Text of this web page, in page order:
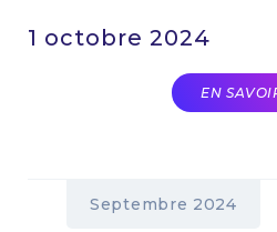
1 octobre 2024
EN
Septembre 2024